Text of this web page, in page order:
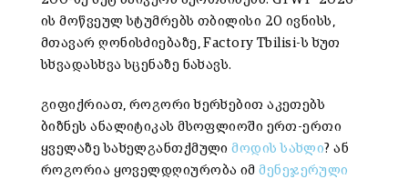
ის მოწვეულ სტუმრებს თბილისი 20 ივნისს,
მთავარ ღონისძიებაზე, Factory Tbilisi-ს ხუთ
სხვადასხვა სცენაზე ნახავს.
გიფიქრიათ, როგორი ხერხებით აკეთებს
ბიზნეს ანალიტიკას მსოფლიოში ერთ-ერთი
ყველაზე სახელგანთქმულიმოდის სახლი? ან
როგორია ყოველდღიურობა იმმენეჯერული